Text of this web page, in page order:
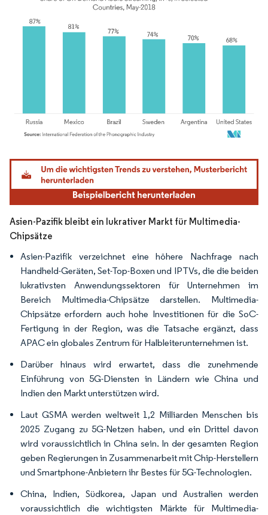
Bild © Mordor Intelligence. Wiederverwendung erfordert Namensnennung gemäß
Asien-Pazifik bleibt ein lukrativer Markt für Multimedia-
Chipsätze
Asien-Pazifik verzeichnet eine höhere Nachfrage nach
Handheld-Geräten, Set-Top-Boxen und IPTVs, die die beiden
lukrativsten Anwendungssektoren für Unternehmen im
Bereich Multimedia-Chipsätze darstellen. Multimedia-
Chipsätze erfordern auch hohe Investitionen für die SoC-
Fertigung in der Region, was die Tatsache ergänzt, dass
APAC ein globales Zentrum für Halbleiterunternehmen ist.
Darüber hinaus wird erwartet, dass die zunehmende
Einführung von 5G-Diensten in Ländern wie China und
Indien den Markt unterstützen wird.
Laut GSMA werden weltweit 1,2 Milliarden Menschen bis
2025 Zugang zu 5G-Netzen haben, und ein Drittel davon
wird voraussichtlich in China sein. In der gesamten Region
geben Regierungen in Zusammenarbeit mit Chip-Herstellern
und Smartphone-Anbietern ihr Bestes für 5G-Technologien.
China, Indien, Südkorea, Japan und Australien werden
voraussichtlich die wichtigsten Märkte für Multimedia-